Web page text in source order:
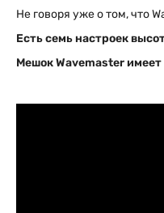
Не говоря уже о том, что
Есть семь настроек
Мешок Wavemaster